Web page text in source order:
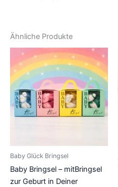
Ähnliche Produkte
Baby Glück Bringsel
Baby Bringsel – mitBringsel
zur Geburt in Deiner